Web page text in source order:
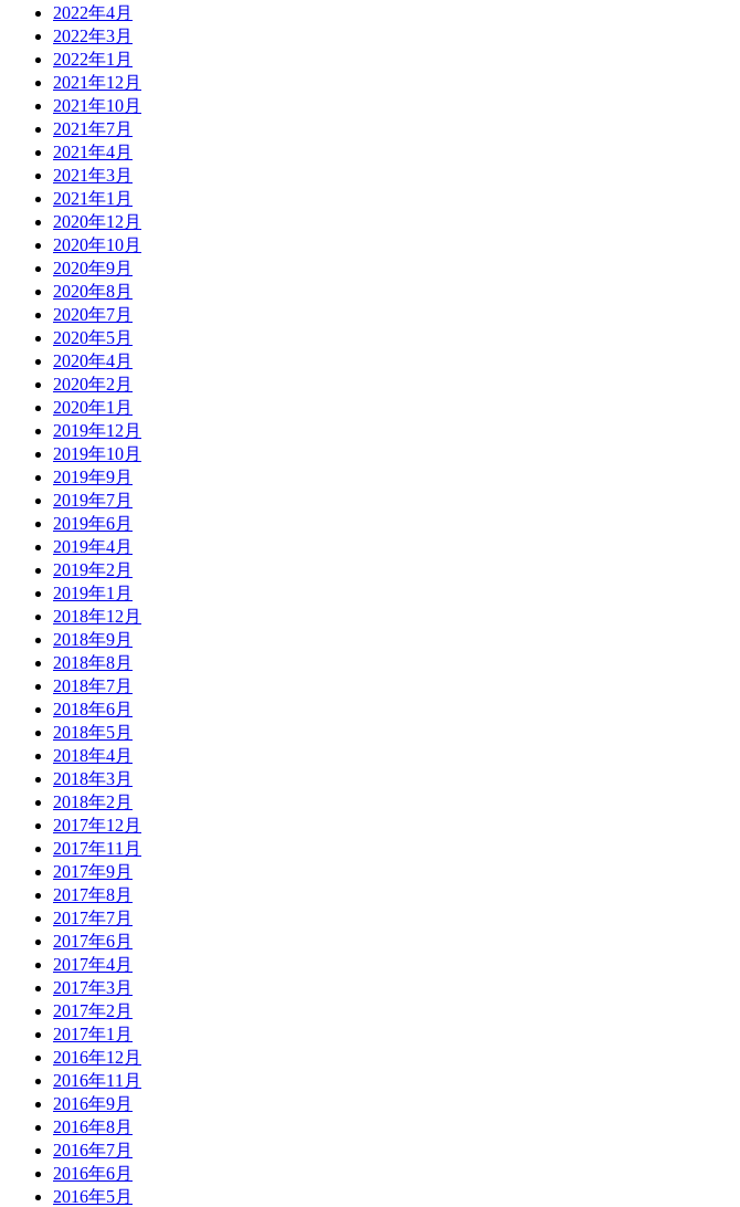
2022年4月
2022年3月
2022年1月
2021年12月
2021年10月
2021年7月
2021年4月
2021年3月
2021年1月
2020年12月
2020年10月
2020年9月
2020年8月
2020年7月
2020年5月
2020年4月
2020年2月
2020年1月
2019年12月
2019年10月
2019年9月
2019年7月
2019年6月
2019年4月
2019年2月
2019年1月
2018年12月
2018年9月
2018年8月
2018年7月
2018年6月
2018年5月
2018年4月
2018年3月
2018年2月
2017年12月
2017年11月
2017年9月
2017年8月
2017年7月
2017年6月
2017年4月
2017年3月
2017年2月
2017年1月
2016年12月
2016年11月
2016年9月
2016年8月
2016年7月
2016年6月
2016年5月